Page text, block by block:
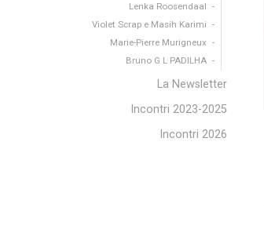
Lenka Roosendaal
Violet Scrap e Masih Karimi
Marie-Pierre Murigneux
Bruno G L PADILHA
La Newsletter
Incontri 2023-2025
Incontri 2026